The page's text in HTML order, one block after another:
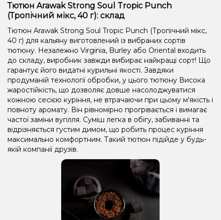
Тютюн Arawak Strong Soul Tropic Punch
(Тропічний мікс, 40 г): склад
Тютюн Arawak Strong Soul Tropic Punch (Тропічний мікс,
40 г) для кальяну виготовлений із вибраних сортів
тютюну. Незалежно Virginia, Burley або Oriental входить
до складу, виробник завжди вибирає найкращі сорт! Що
гарантує його видатні курильні якості. Завдяки
продуманій технології обробки, у цього тютюну Висока
жаростійкість, що дозволяє довше насолоджуватися
кожною сесією куріння, не втрачаючи при цьому м'якість і
повноту аромату. Він рівномірно прогрівається і вимагає
частої заміни вугілля. Суміш легка в обігу, забиванні та
відрізняється густим димом, що робить процес куріння
максимально комфортним. Такий тютюн підійде у будь-
якій компанії друзів.